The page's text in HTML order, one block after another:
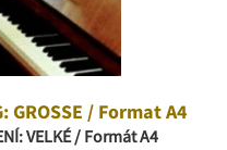
GROSSE / Format A4
VELKÉ / Formát A4